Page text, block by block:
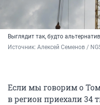
Выглядит так, будто
Источник: Алексей Семенов /
Если мы говорим о
в регион приехали 34